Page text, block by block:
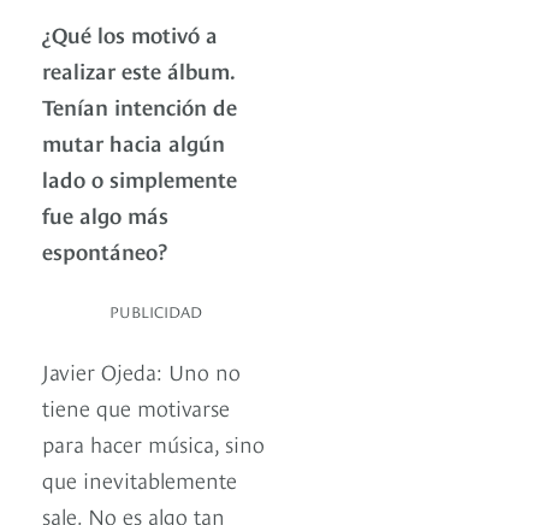
¿Qué los motivó a
realizar este álbum.
Tenían intención de
mutar hacia algún
lado o simplemente
fue algo más
espontáneo?
PUBLICIDAD
Javier Ojeda: Uno no
tiene que motivarse
para hacer música, sino
que inevitablemente
sale. No es algo tan